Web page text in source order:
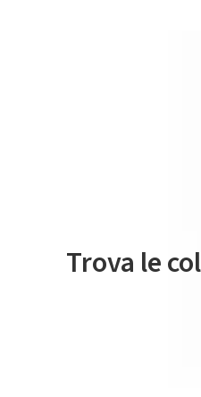
Il servizio di mobilità
Trova le